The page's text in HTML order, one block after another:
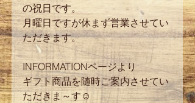
の祝日です。
月曜日ですが休まず営業させてい
ただきます。
INFORMATIONページより
ギフト商品を随時ご案内させてい
ただきま～す☺